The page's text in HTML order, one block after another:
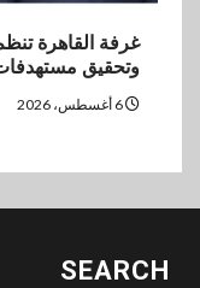
غرفة القاهرة
وتحقيق مستهدفات
SEARCH